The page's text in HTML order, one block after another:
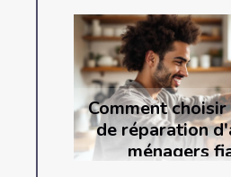
Comment
de réparation
ménagers